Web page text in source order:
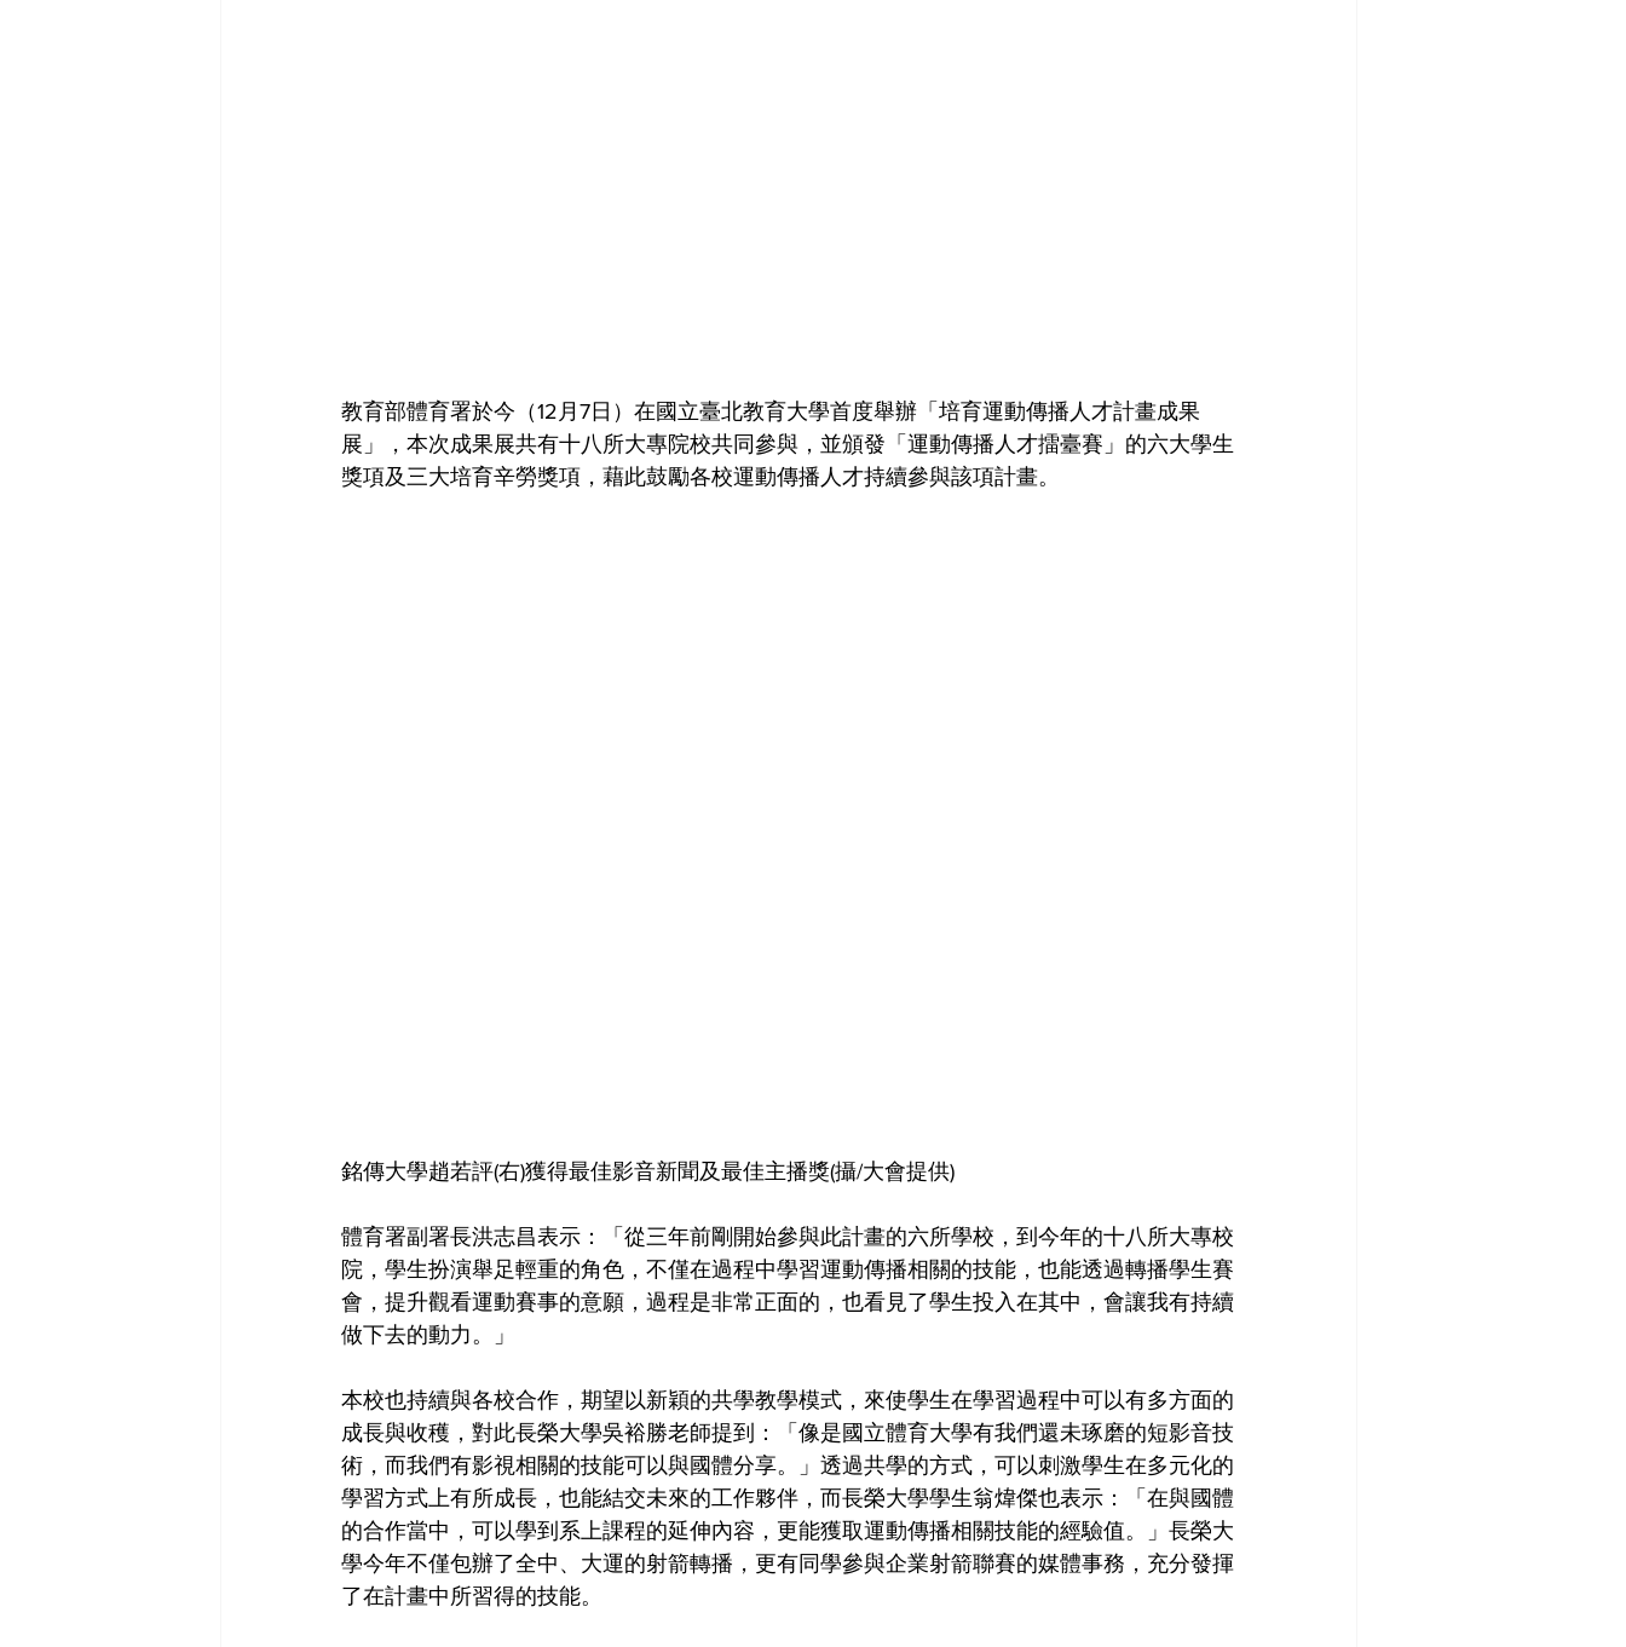
教育部體育署於今（12月7日）在國立臺北教育大學首度舉辦「培育運動傳播人才計畫成果
展」，本次成果展共有十八所大專院校共同參與，並頒發「運動傳播人才擂臺賽」的六大學生
獎項及三大培育辛勞獎項，藉此鼓勵各校運動傳播人才持續參與該項計畫。
銘傳大學趙若評(右)獲得最佳影音新聞及最佳主播獎(攝/大會提供)
體育署副署長洪志昌表示：「從三年前剛開始參與此計畫的六所學校，到今年的十八所大專校
院，學生扮演舉足輕重的角色，不僅在過程中學習運動傳播相關的技能，也能透過轉播學生賽
會，提升觀看運動賽事的意願，過程是非常正面的，也看見了學生投入在其中，會讓我有持續
做下去的動力。」
本校也持續與各校合作，期望以新穎的共學教學模式，來使學生在學習過程中可以有多方面的
成長與收穫，對此長榮大學吳裕勝老師提到：「像是國立體育大學有我們還未琢磨的短影音技
術，而我們有影視相關的技能可以與國體分享。」透過共學的方式，可以刺激學生在多元化的
學習方式上有所成長，也能結交未來的工作夥伴，而長榮大學學生翁煒傑也表示：「在與國體
的合作當中，可以學到系上課程的延伸內容，更能獲取運動傳播相關技能的經驗值。」長榮大
學今年不僅包辦了全中、大運的射箭轉播，更有同學參與企業射箭聯賽的媒體事務，充分發揮
了在計畫中所習得的技能。